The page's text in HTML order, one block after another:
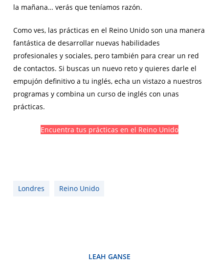
la mañana… verás que teníamos razón.
Como ves, las prácticas en el Reino Unido son una manera
fantástica de desarrollar nuevas habilidades
profesionales y sociales, pero también para crear un red
de contactos. Si buscas un nuevo reto y quieres darle el
empujón definitivo a tu inglés, echa un vistazo a nuestros
programas y combina un curso de inglés con unas
prácticas.
Encuentra tus prácticas en el Reino Unido
Londres Reino Unido
LEAH GANSE